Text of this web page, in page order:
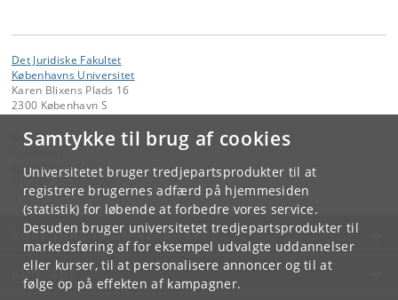
Samtykke til brug af cookies
Universitetet bruger tredjepartsprodukter til at
registrere brugernes adfærd på hjemmesiden
(statistik) for løbende at forbedre vores service.
Desuden bruger universitetet tredjepartsprodukter til
markedsføring af for eksempel udvalgte uddannelser
eller kurser, til at personalisere annoncer og til at
følge op på effekten af kampagner.
Det Juridiske Fakultet
Københavns Universitet
Karen Blixens Plads 16
2300 København S
Kontakt:
jurfak @jur.ku.dk
KØBENHAVNS UNIVERSITET
KONTAKT